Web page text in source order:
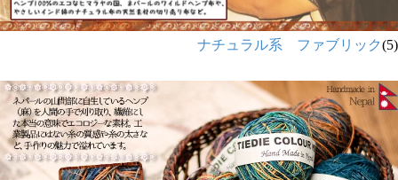
ナチュラル系 ファブリック(5)